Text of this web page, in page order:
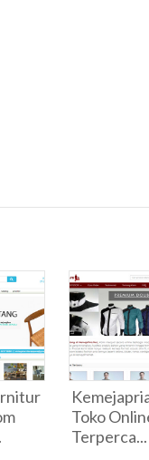
Toko
Terperca...